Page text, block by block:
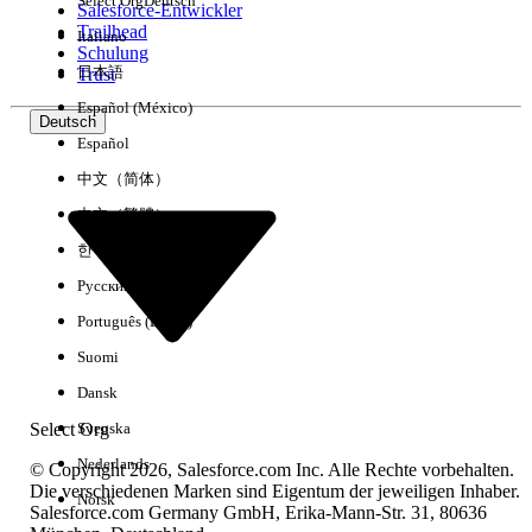
Erfahrung
Keine Ergebnisse
Salesforce-Entwickler
Trailhead
Schulung
Trust
Deutsch
Select Org
Italiano
日本語
Español (México)
Español
中文（简体）
中文（繁體）
한국어
Русский
Português (Brasil)
Suomi
Dansk
Svenska
Nederlands
Norsk
© Copyright 2026, Salesforce.com Inc. Alle Rechte vorbehalten.
Die verschiedenen Marken sind Eigentum der jeweiligen Inhaber.
Salesforce.com Germany GmbH, Erika-Mann-Str. 31, 80636